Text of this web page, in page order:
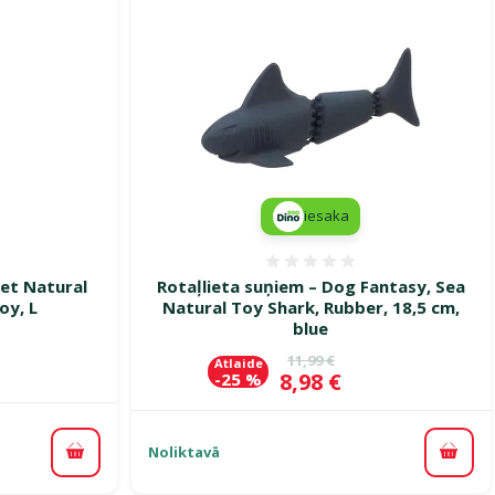
Natural
L
Pievienot grozam
Rotaļlieta suņiem – Dog Fantasy, Sea
Natural Toy Shark, Rubber, 18,5 cm,
blue
Oriģinālā cena
11,99 €
Cena
8,98 €
Atlaide
-25 %
iesaka
Noliktavā